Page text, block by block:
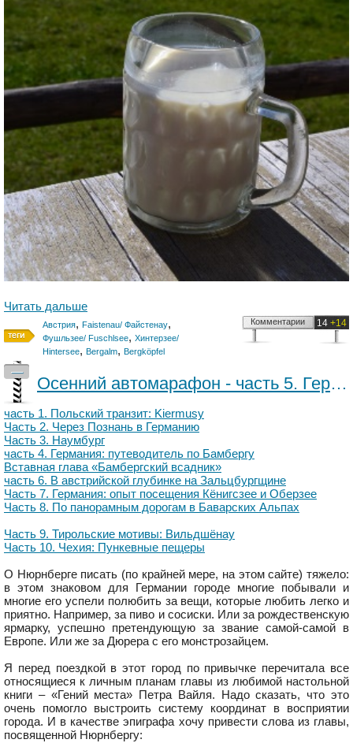
Читать дальше
Австрия, Faistenau/ Файстенау,
Фушльзее/ Fuschlsee, Хинтерзее/
Hintersee, Bergalm, Bergköpfel
14 +14
Комментарии
—
Осенний автомарафон - часть 5. Германия: «Похвальное слово Нюрнбергу»
часть 1. Польский транзит: Kiermusy
Часть 2. Через Познань в Германию
Часть 3. Наумбург
часть 4. Германия: путеводитель по Бамбергу
Вставная глава «Бамбергский всадник»
часть 6. В австрийской глубинке на Зальцбургщине
Часть 7. Германия: опыт посещения Кёнигсзее и Оберзее
Часть 8. По панорамным дорогам в Баварских Альпах
Часть 9. Тирольские мотивы: Вильдшёнау
Часть 10. Чехия: Пункевные пещеры
О Нюрнберге писать (по крайней мере, на этом сайте) тяжело:
в этом знаковом для Германии городе многие побывали и
многие его успели полюбить за вещи, которые любить легко и
приятно. Например, за пиво и сосиски. Или за рождественскую
ярмарку, успешно претендующую за звание самой-самой в
Европе. Или же за Дюрера с его монстрозайцем.
Я перед поездкой в этот город по привычке перечитала все
относящиеся к личным планам главы из любимой настольной
книги – «Гений места» Петра Вайля. Надо сказать, что это
очень помогло выстроить систему координат в восприятии
города. И в качестве эпиграфа хочу привести слова из главы,
посвященной Нюрнбергу: